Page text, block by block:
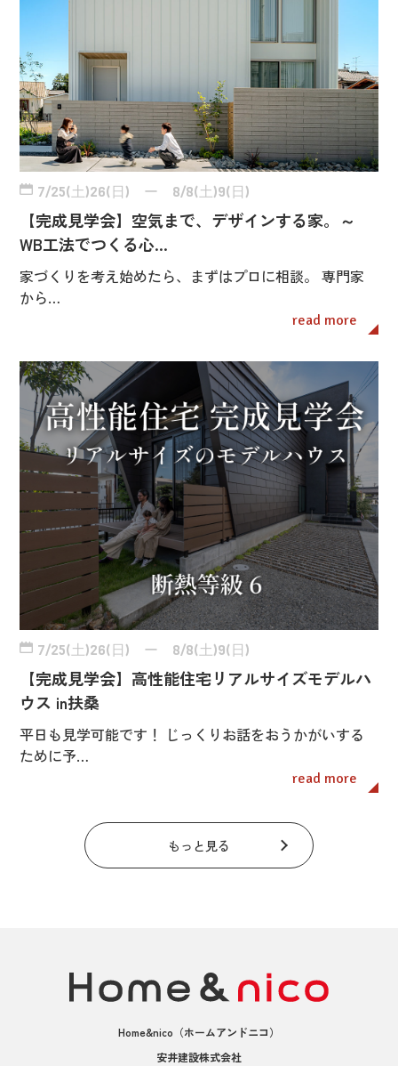
7/25(土)26(日) ー 8/8(土)9(日)
【完成見学会】空気まで、デザインする家。～
WB工法でつくる心…
家づくりを考え始めたら、まずはプロに相談。 専門家
から…
read more
7/25(土)26(日) ー 8/8(土)9(日)
【完成見学会】高性能住宅リアルサイズモデルハ
ウス in扶桑
平日も見学可能です！ じっくりお話をおうかがいする
ために予…
read more
もっと見る
Home&nico （ホームアンドニコ）
安井建設株式会社